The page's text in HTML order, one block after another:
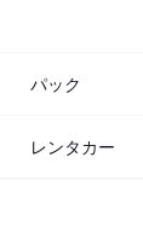
パック
レンタカー